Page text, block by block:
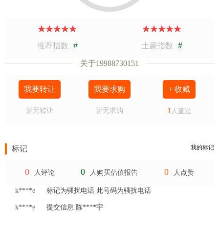
推荐指数 # 土豪指数 #
关于19988730151
我要转让
暂无转让
我要求购
暂无求购
+ 收藏
1 人查过
标记 我的标记
0 人评论 0 人购买估值报告 0 人点赞
k****e 标记为骚扰电话 此号码为骚扰电话
k****e 提交信息 陈****宇